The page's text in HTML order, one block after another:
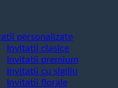
personalizate
Invitatii clasice
Invitatii premium
Invitatii cu sigiliu
Invitatii florale